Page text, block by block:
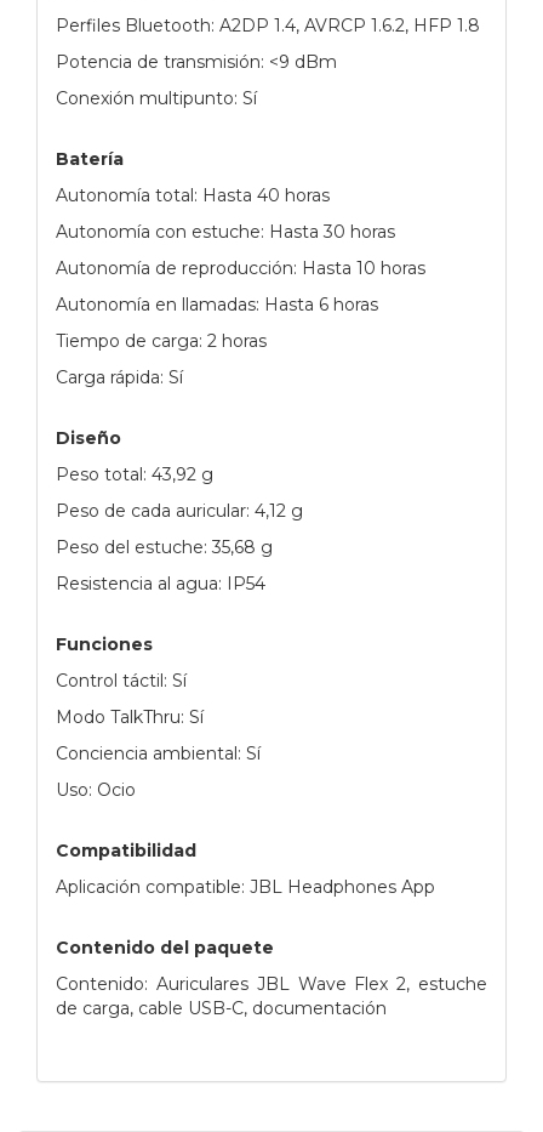
Perfiles Bluetooth: A2DP 1.4, AVRCP 1.6.2, HFP 1.8
Potencia de transmisión: <9 dBm
Conexión multipunto: Sí
Batería
Autonomía total: Hasta 40 horas
Autonomía con estuche: Hasta 30 horas
Autonomía de reproducción: Hasta 10 horas
Autonomía en llamadas: Hasta 6 horas
Tiempo de carga: 2 horas
Carga rápida: Sí
Diseño
Peso total: 43,92 g
Peso de cada auricular: 4,12 g
Peso del estuche: 35,68 g
Resistencia al agua: IP54
Funciones
Control táctil: Sí
Modo TalkThru: Sí
Conciencia ambiental: Sí
Uso: Ocio
Compatibilidad
Aplicación compatible: JBL Headphones App
Contenido del paquete
Contenido: Auriculares JBL Wave Flex 2, estuche
de carga, cable USB-C, documentación